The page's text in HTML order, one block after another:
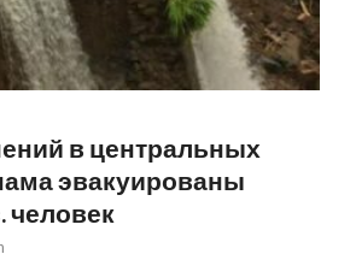
в центральных
эвакуированы
человек